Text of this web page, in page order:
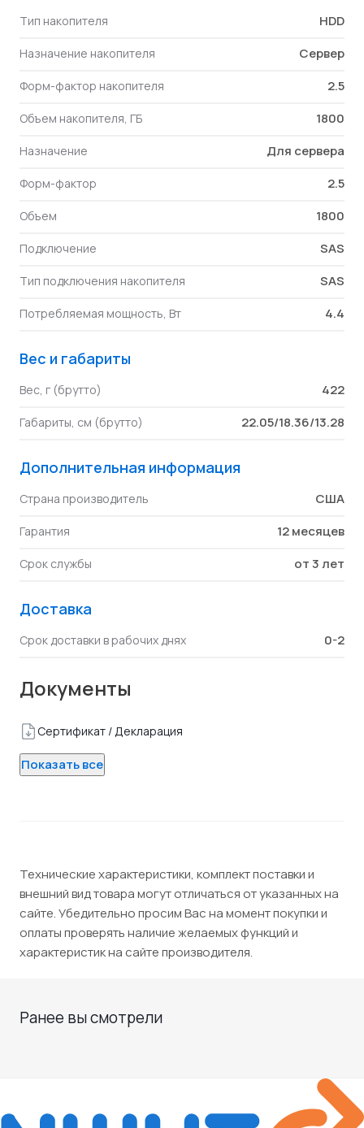
Тип накопителя HDD
Назначение накопителя Сервер
Форм-фактор накопителя 2.5
Объем накопителя, ГБ 1800
Назначение Для сервера
Форм-фактор 2.5
Объем 1800
Подключение SAS
Тип подключения накопителя SAS
Потребляемая мощность, Вт 4.4
Вес и габариты
Вес, г (брутто) 422
Габариты, см (брутто) 22.05/18.36/13.28
Дополнительная информация
Страна производитель США
Гарантия 12 месяцев
Срок службы от 3 лет
Доставка
Срок доставки в рабочих днях 0-2
Документы
Сертификат / Декларация
Показать все
Технические характеристики, комплект поставки и
внешний вид товара могут отличаться от указанных на
сайте. Убедительно просим Вас на момент покупки и
оплаты проверять наличие желаемых функций и
характеристик на сайте производителя.
Ранее вы смотрели